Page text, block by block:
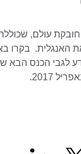
האנגלית. בקרו
לגבי הכנס הבא
2017.